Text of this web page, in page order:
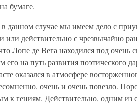
бумаге.
данном случае мы имеем дело с
или действительно с чрезвычайно
Лопе де Вега находился под
на путь развития поэтического
оказался в атмосфере
очень и очень повезло.
к гениям. Действительно, одним из